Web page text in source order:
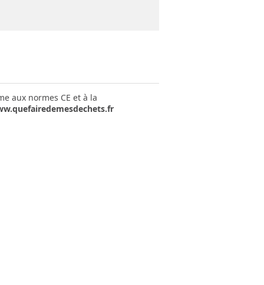
aux normes CE et à la